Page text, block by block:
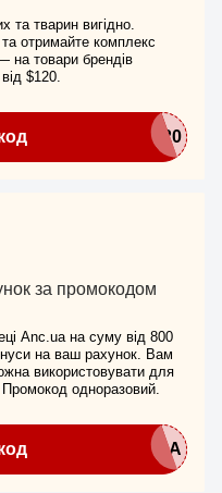
та тварин вигідно.
отримайте комплекс
на товари брендів
$120.
за промокодом
Anc.ua на суму від 800
на ваш рахунок. Вам
використовувати для
одноразовий.